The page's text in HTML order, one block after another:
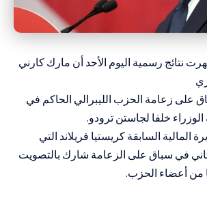
نتائج رسمية اليوم الأحد أن مارك كارني
على زعامة الحزب الليبرالي الحاكم في
خلفا لجاستن ترودو.
المالية السابقة كريستيا فريلاند التي
في سباق على الزعامة شارك بالتصويت